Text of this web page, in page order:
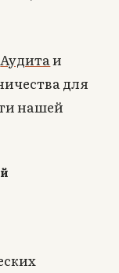
Аудитаи
для
нашей